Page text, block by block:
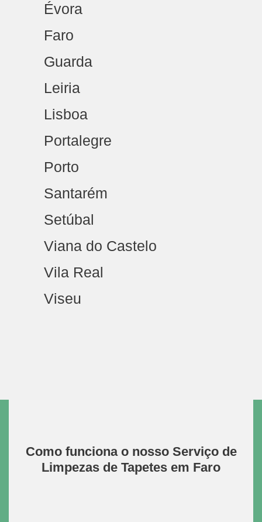
Évora
Faro
Guarda
Leiria
Lisboa
Portalegre
Porto
Santarém
Setúbal
Viana do Castelo
Vila Real
Viseu
Como funciona o nosso Serviço de
Limpezas de Tapetes em Faro